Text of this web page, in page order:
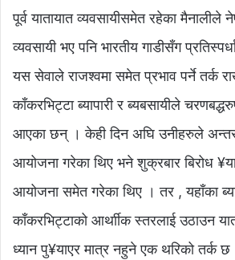
पूर्व यातायात व्यवसायीसमेत रहेका मैनालीले
व्यवसायी भए पनि भारतीय गाडीसँग
यस सेवाले राजश्वमा समेत प्रभाव पर्ने तर्क
काँकरभिट्टा ब्यापारी र ब्यबसायीले
आएका छन् । केही दिन अघि उनीहरुले
आयोजना गरेका थिए भने शुक्रबार बिरोध
आयोजना समेत गरेका थिए । तर , यहाँका
काँकरभिट्टाको आर्थाीक स्तरलाई उठाउन
ध्यान पु¥याएर मात्र नहुने एक थरिको तर्क छ